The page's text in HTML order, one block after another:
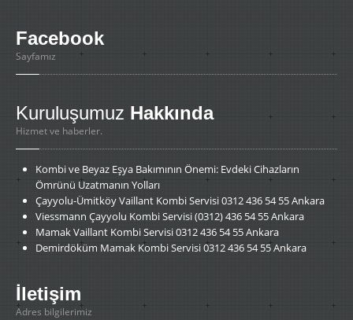
Facebook
Sayfamız
Kuruluşumuz Hakkında
Hizmet ve haberler.
Kombive Beyaz Eşya Bakımının Önemi: Evdeki Cihazların
Ömrünü Uzatmanın Yolları
Çayyolu-ÜmitköyVaillant Kombi Servisi 0312 436 54 55 Ankara
Viessmann Çayyolu Kombi Servisi (0312) 436 54 55 Ankara
MamakVaillant Kombi Servisi 0312 436 54 55 Ankara
Demirdöküm Mamak Kombi Servisi 0312 436 54 55 Ankara
İletişim
Adres bilgilerimiz